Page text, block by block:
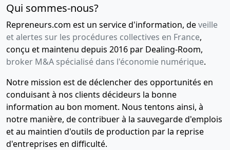
Qui sommes-nous?
Repreneurs.com est un service d'information, deveille
et alertes sur les procédures collectives en France,
conçu et maintenu depuis 2016 par Dealing-Room,
broker M&A spécialisé dans l'économie numérique.
Notre mission est de déclencher des opportunités en
conduisant à nos clients décideurs la bonne
information au bon moment. Nous tentons ainsi, à
notre manière, de contribuer à la sauvegarde d'emplois
et au maintien d'outils de production par la reprise
d'entreprises en difficulté.